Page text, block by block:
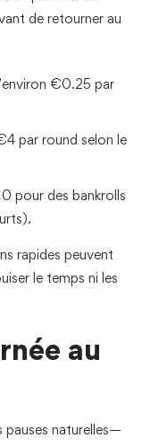
de retourner au
€0.25 par
par round selon le
pour des bankrolls
rapides peuvent
le temps ni les
au
pauses naturelles—